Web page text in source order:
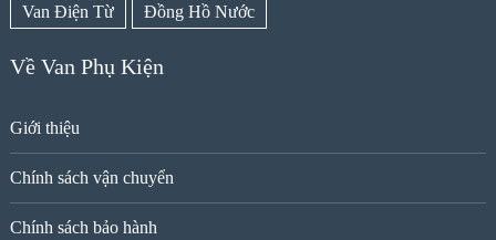
Van Điện Từ Đồng Hồ Nước
Về Van Phụ Kiện
Giới thiệu
Chính sách vận chuyển
Chính sách bảo hành